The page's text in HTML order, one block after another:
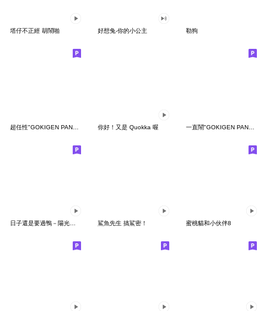
塔仔不正經 胡鬧啪 好想兔-你的小公主 勒狗
你好！又是 Quokka 喔 一直鬧"GOKIGEN PANDA" 台灣版
鯊魚先生 搞鯊密！ 蜜桃貓和小伙伴8